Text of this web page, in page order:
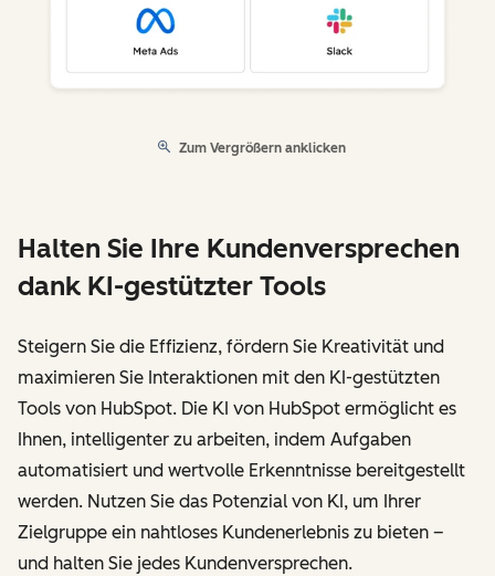
Zum Vergrößern anklicken
Halten Sie Ihre Kundenversprechen
dank KI-gestützter Tools
Steigern Sie die Effizienz, fördern Sie Kreativität und
maximieren Sie Interaktionen mit den KI-gestützten
Tools von HubSpot. Die KI von HubSpot ermöglicht es
Ihnen, intelligenter zu arbeiten, indem Aufgaben
automatisiert und wertvolle Erkenntnisse bereitgestellt
werden. Nutzen Sie das Potenzial von KI, um Ihrer
Zielgruppe ein nahtloses Kundenerlebnis zu bieten –
und halten Sie jedes Kundenversprechen.